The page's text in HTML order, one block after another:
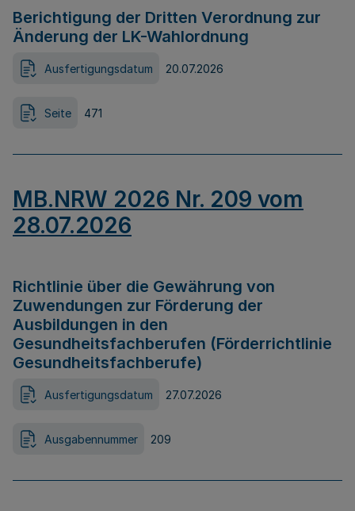
Berichtigung der Dritten Verordnung zur
Änderung der LK-Wahlordnung
Ausfertigungsdatum 20.07.2026
Seite 471
MB.NRW 2026 Nr. 209 vom
28.07.2026
Richtlinie über die Gewährung von
Zuwendungen zur Förderung der
Ausbildungen in den
Gesundheitsfachberufen (Förderrichtlinie
Gesundheitsfachberufe)
Ausfertigungsdatum 27.07.2026
Ausgabennummer 209